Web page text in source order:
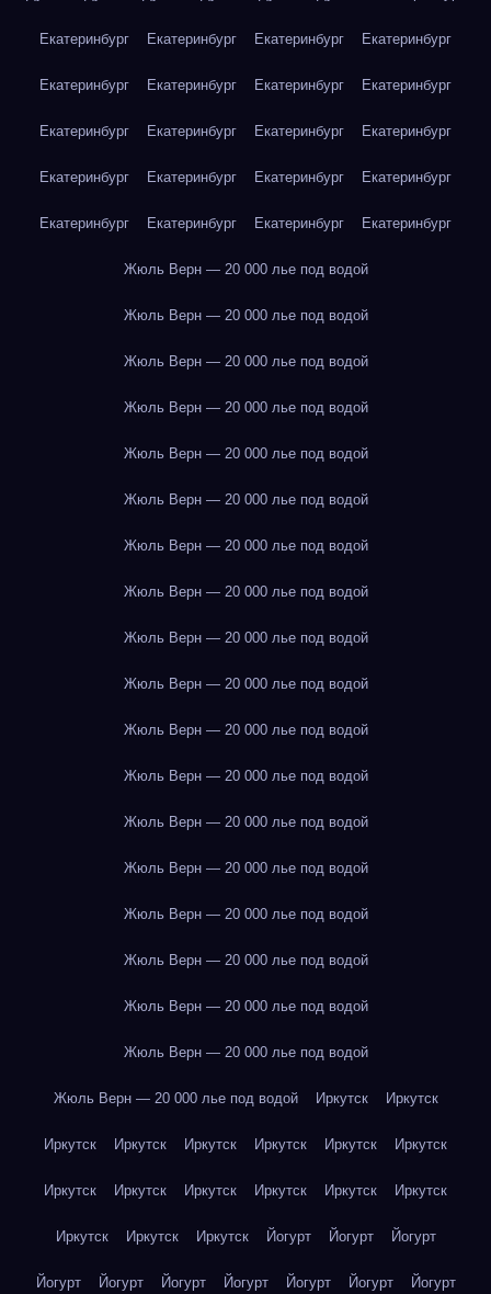
Екатеринбург Екатеринбург Екатеринбург Екатеринбург
Екатеринбург Екатеринбург Екатеринбург Екатеринбург
Екатеринбург Екатеринбург Екатеринбург Екатеринбург
Екатеринбург Екатеринбург Екатеринбург Екатеринбург
Екатеринбург Екатеринбург Екатеринбург Екатеринбург
Жюль Верн — 20 000 лье под водой
Жюль Верн — 20 000 лье под водой
Жюль Верн — 20 000 лье под водой
Жюль Верн — 20 000 лье под водой
Жюль Верн — 20 000 лье под водой
Жюль Верн — 20 000 лье под водой
Жюль Верн — 20 000 лье под водой
Жюль Верн — 20 000 лье под водой
Жюль Верн — 20 000 лье под водой
Жюль Верн — 20 000 лье под водой
Жюль Верн — 20 000 лье под водой
Жюль Верн — 20 000 лье под водой
Жюль Верн — 20 000 лье под водой
Жюль Верн — 20 000 лье под водой
Жюль Верн — 20 000 лье под водой
Жюль Верн — 20 000 лье под водой
Жюль Верн — 20 000 лье под водой
Жюль Верн — 20 000 лье под водой
Жюль Верн — 20 000 лье под водой Иркутск Иркутск
Иркутск Иркутск Иркутск Иркутск Иркутск Иркутск
Иркутск Иркутск Иркутск Иркутск Иркутск Иркутск
Иркутск Иркутск Иркутск Йогурт Йогурт Йогурт
Йогурт Йогурт Йогурт Йогурт Йогурт Йогурт Йогурт